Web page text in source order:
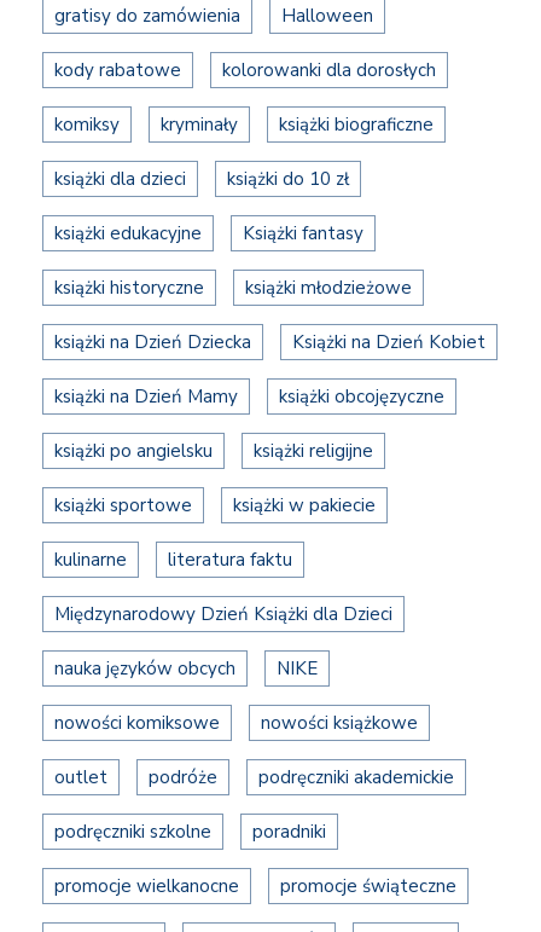
gratisy do zamówienia Halloween
kody rabatowe kolorowanki dla dorosłych
komiksy kryminały książki biograficzne
książki dla dzieci książki do 10 zł
książki edukacyjne Książki fantasy
książki historyczne książki młodzieżowe
książki na Dzień Dziecka Książki na Dzień Kobiet
książki na Dzień Mamy książki obcojęzyczne
książki po angielsku książki religijne
książki sportowe książki w pakiecie
kulinarne literatura faktu
Międzynarodowy Dzień Książki dla Dzieci
nauka języków obcych NIKE
nowości komiksowe nowości książkowe
outlet podróże podręczniki akademickie
podręczniki szkolne poradniki
promocje wielkanocne promocje świąteczne